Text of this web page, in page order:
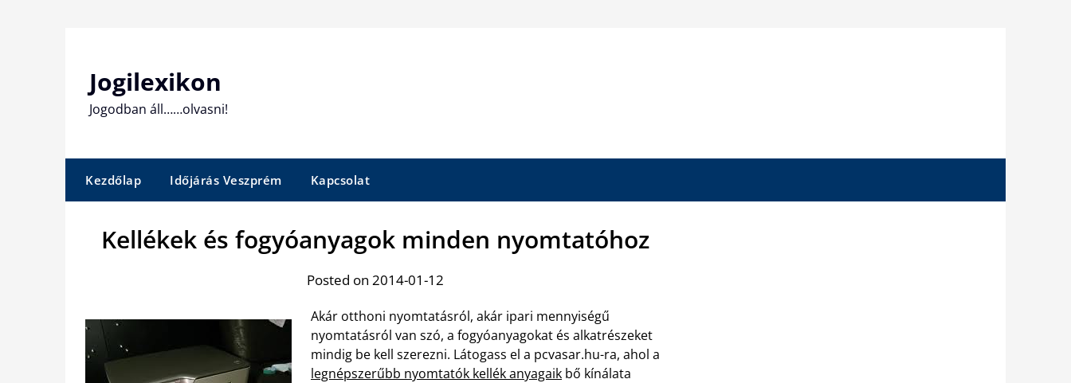
Jogilexikon
Jogodban áll……olvasni!
Kezdőlap Időjárás Veszprém Kapcsolat
Kellékek és fogyóanyagok minden nyomtatóhoz
Posted on 2014-01-12
Akár otthoni nyomtatásról, akár ipari mennyiségű
nyomtatásról van szó, a fogyóanyagokat és alkatrészeket
mindig be kell szerezni. Látogass el a pcvasar.hu-ra, ahol a
legnépszerűbb nyomtatók kellék anyagaik bő kínálata